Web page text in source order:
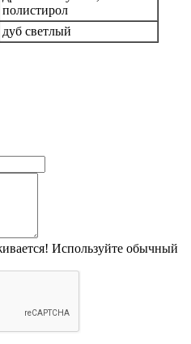
полистирол
дуб светлый
Используйте обычный